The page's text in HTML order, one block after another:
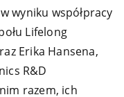
wyniku współpracy
Lifelong
Erika Hansena,
R&D
razem, ich